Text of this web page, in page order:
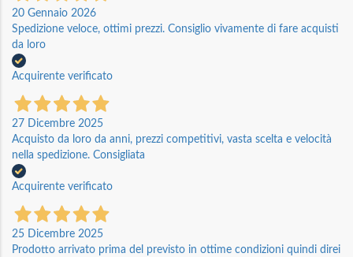
20 Gennaio 2026
Spedizione veloce, ottimi prezzi. Consiglio vivamente di fare acquisti
da loro
Acquirente verificato
27 Dicembre 2025
Acquisto da loro da anni, prezzi competitivi, vasta scelta e velocità
nella spedizione. Consigliata
Acquirente verificato
25 Dicembre 2025
Prodotto arrivato prima del previsto in ottime condizioni quindi direi